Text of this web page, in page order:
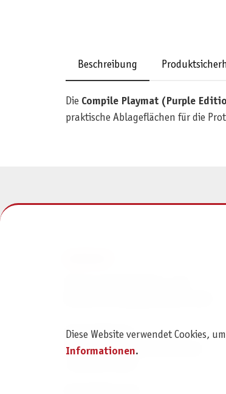
Beschreibung
Die Compile Playmat (Purple
praktische Ablageflächen für die
Am Straßbach 3
61169 Friedberg (Deutschland)
Diese Website verwendet Cookies,
Informationen.